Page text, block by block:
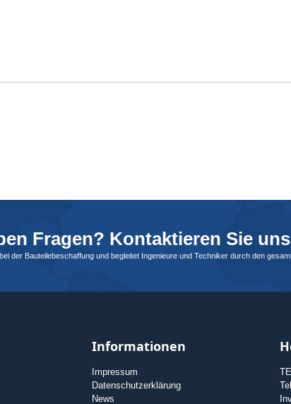
Fragen? Kontaktieren Sie
der Bauteilebeschaffung und begleitet Ingenieure und Techniker durch den
Informationen
Impressum
Datenschutzerklärung
News